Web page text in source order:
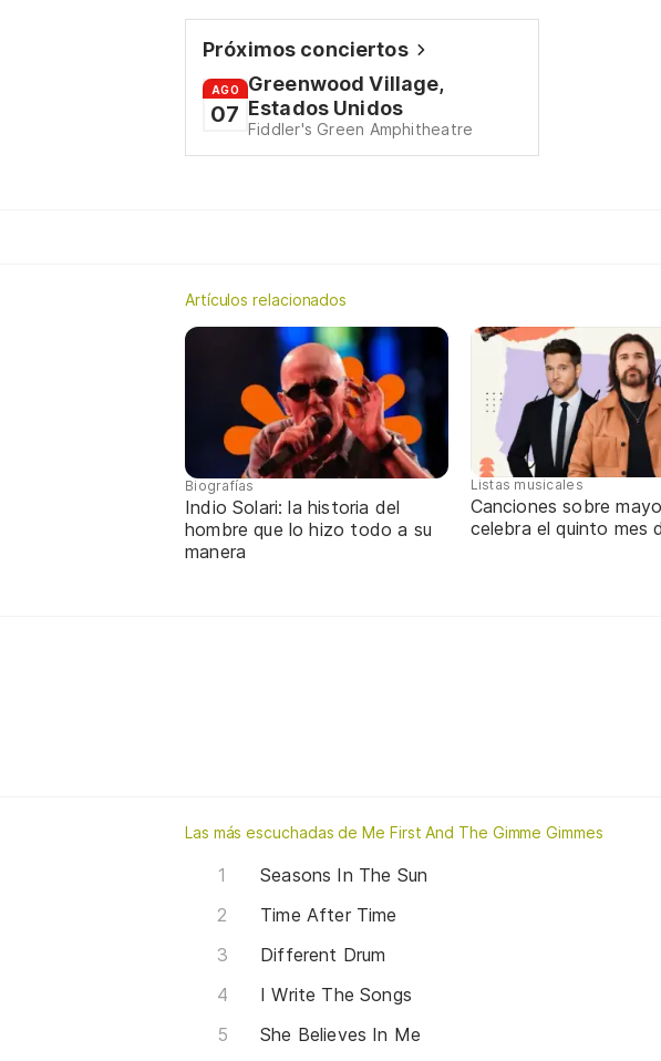
Próximos conciertos
AGO
07
Greenwood Village,
Estados Unidos
Fiddler's Green Amphitheatre
Artículos relacionados
Biografías
Indio Solari: la historia del
hombre que lo hizo todo a su
manera
Listas musicales
Canciones sobre
celebra el quinto mes
Las más escuchadas de Me First And The Gimme Gimmes
Seasons In The Sun
Time After Time
Different Drum
I Write The Songs
She Believes In Me